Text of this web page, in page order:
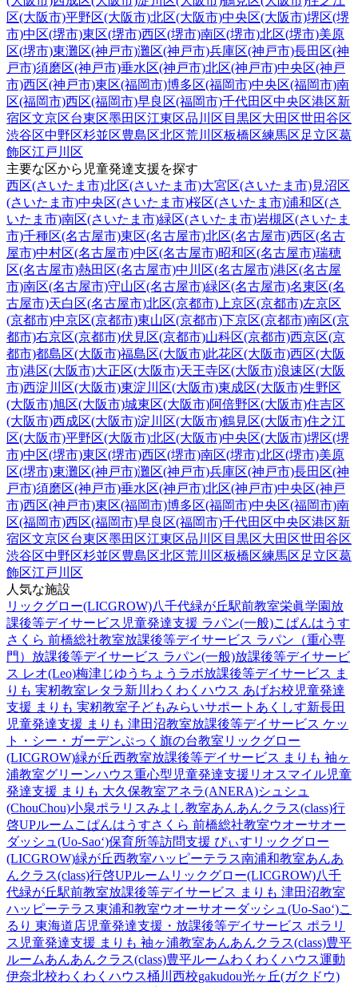
区(大阪市)平野区(大阪市)北区(大阪市)中央区(大阪市)堺区(堺
市)中区(堺市)東区(堺市)西区(堺市)南区(堺市)北区(堺市)美原
区(堺市)東灘区(神戸市)灘区(神戸市)兵庫区(神戸市)長田区(神
戸市)須磨区(神戸市)垂水区(神戸市)北区(神戸市)中央区(神戸
市)西区(神戸市)東区(福岡市)博多区(福岡市)中央区(福岡市)南
区(福岡市)西区(福岡市)早良区(福岡市)千代田区中央区港区新
宿区文京区台東区墨田区江東区品川区 目黒区大田区世田谷区
渋谷区中野区杉並区豊島区北区荒川区板橋区練馬区足立区葛
飾区江戸川区
主要な区から児童発達支援を探す
西区(さいたま市)北区(さいたま市)大宮区(さいたま市)見沼区
(さいたま市)中央区(さいたま市)桜区(さいたま市)浦和区(さ
いたま市)南区(さいたま市)緑区(さいたま市)岩槻区(さいたま
市)千種区(名古屋市)東区(名古屋市)北区(名古屋市)西区(名古
屋市)中村区(名古屋市)中区(名古屋市)昭和区(名古屋市)瑞穂
区(名古屋市)熱田区(名古屋市)中川区(名古屋市)港区(名古屋
市)南区(名古屋市)守山区(名古屋市)緑区(名古屋市)名東区(名
古屋市)天白区(名古屋市)北区(京都市) 上京区(京都市)左京区
(京都市)中京区(京都市)東山区(京都市)下京区(京都市)南区(京
都市)右京区(京都市)伏見区(京都市)山科区(京都市)西京区(京
都市)都島区(大阪市)福島区(大阪市)此花区(大阪市)西区(大阪
市)港区(大阪市)大正区(大阪市)天王寺区(大阪市)浪速区(大阪
市)西淀川区(大阪市)東淀川区(大阪市)東成区(大阪市)生野区
(大阪市)旭区(大阪市)城東区(大阪市)阿倍野区(大阪市)住吉区
(大阪市)西成区(大阪市)淀川区(大阪市)鶴見区(大阪市)住之江
区(大阪市)平野区(大阪市)北区(大阪市)中央区(大阪市)堺区(堺
市)中区(堺市)東区(堺市)西区(堺市)南区(堺市)北区(堺市)美原
区(堺市)東灘区(神戸市)灘区(神戸市)兵庫区(神戸市)長田区(神
戸市)須磨区(神戸市)垂水区(神戸市)北区(神戸市)中央区(神戸
市)西区(神戸市)東区(福岡市)博多区(福岡市)中央区(福岡市)南
区(福岡市)西区(福岡市)早良区(福岡市)千代田区中央区港区新
宿区文京区台東区墨田区江東区品川区 目黒区大田区世田谷区
渋谷区中野区杉並区豊島区北区荒川区板橋区練馬区足立区葛
飾区江戸川区
人気な施設
リックグロー(LICGROW)八千代緑が丘駅前教室栄眞学園放
課後等デイサービス 児童発達支援 ラパン(一般)こぱんはうす
さくら 前橋総社教室放課後等デイサービス ラパン（重心専
門） 放課後等デイサービス ラパン(一般)放課後等デイサービ
ス レオ(Leo)梅津じゆうちょうラボ放課後等デイサービス ま
りも 実籾教室レタラ新川 わくわくハウス あげお校 児童発達
支援 まりも 実籾教室子どもみらいサポートあくしす新長田
児童発達支援 まりも 津田沼教室放課後等デイサービス ケッ
ト・シー・ガーデンぷっく旗の台教室 リックグロー
(LICGROW)緑が丘西教室放課後等デイサービス まりも 袖ヶ
浦教室グリーンハウス重心型児童発達支援 リオスマイル児童
発達支援 まりも 大久保教室アネラ(ANERA)シュシュ
(ChouChou)小泉ポラリスみよし教室あんあんクラス(class)行
啓UPルーム こぱんはうすさくら 前橋総社教室ウオーサオー
ダッシュ(Uo-Sao‘)保育所等訪問支援 ぴぃす リックグロー
(LICGROW)緑が丘西教室ハッピーテラス南浦和教室あんあ
んクラス(class)行啓UPルーム リックグロー(LICGROW)八千
代緑が丘駅前教室放課後等デイサービス まりも 津田沼教室
ハッピーテラス東浦和教室ウオーサオーダッシュ(Uo-Sao‘)こ
るり 東海道店児童発達支援・放課後等デイサービス ポラリ
ス 児童発達支援 まりも 袖ヶ浦教室あんあんクラス(class)豊平
ルームあんあんクラス(class)豊平ルームわくわくハウス運動
伊奈北校わくわくハウス桶川西校gakudou光ヶ丘(ガクドウ)